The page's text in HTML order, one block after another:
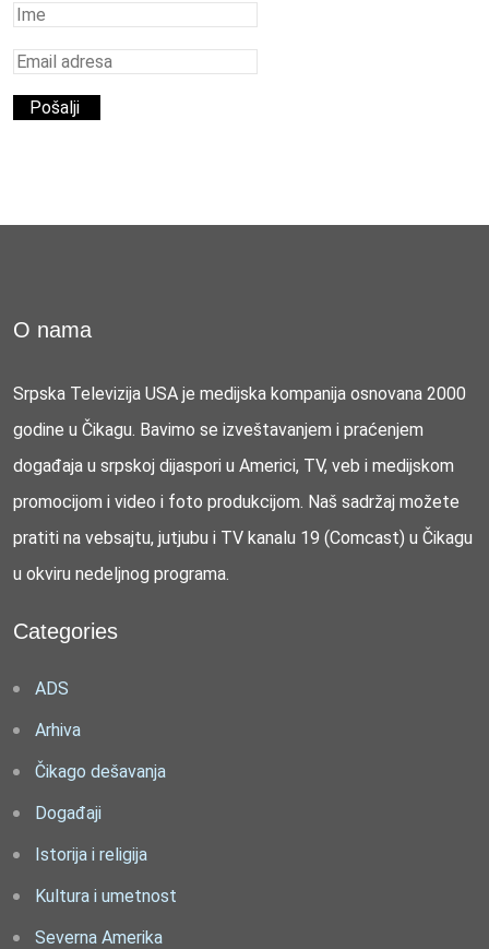
O nama
Srpska Televizija USA je medijska kompanija osnovana 2000
godine u Čikagu. Bavimo se izveštavanjem i praćenjem
događaja u srpskoj dijaspori u Americi, TV, veb i medijskom
promocijom i video i foto produkcijom. Naš sadržaj možete
pratiti na vebsajtu, jutjubu i TV kanalu 19 (Comcast) u Čikagu
u okviru nedeljnog programa.
Categories
ADS
Arhiva
Čikago dešavanja
Događaji
Istorija i religija
Kultura i umetnost
Severna Amerika